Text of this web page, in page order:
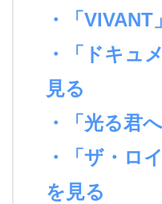
・「VIVANT
・「ドキュ
見る
・「光る君
・「ザ・ロ
を見る